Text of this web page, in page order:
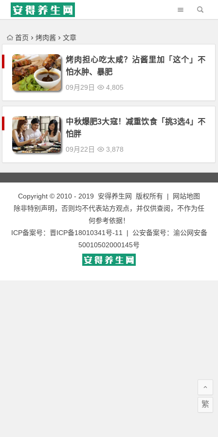
'); })();
首页 烤肉酱 文章
烤肉担心吃太咸？沾酱里加「这个」不
怕水肿、暴肥
09月29日 4,805
中秋爆肥3大寇！减重饮食「挑3选4」不
怕胖
09月22日 3,878
Copyright © 2010 - 2019 安得养生网 版权所有 |
网站地图
除非特别声明，否则均不代表站方观点，并仅供查阅，不作为任
何参考依据！
ICP备案号： 晋ICP备18010341号-11 | 公安备案号： 渝公网安备
50010502000145号
繁